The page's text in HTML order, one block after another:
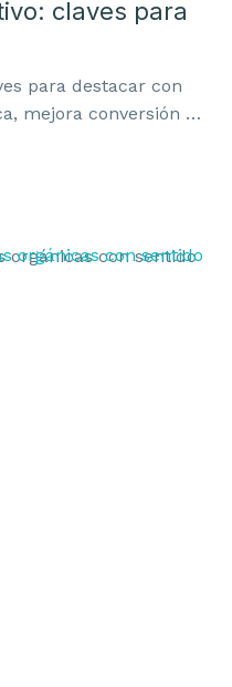
claves para
para destacar con
mejora conversión y